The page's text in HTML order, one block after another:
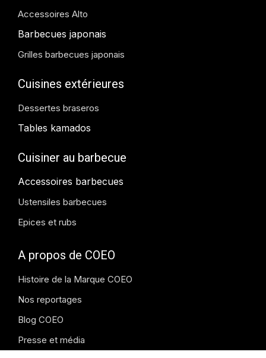
Accessoires Alto
Barbecues japonais
Grilles barbecues japonais
Cuisines extérieures
Dessertes braseros
Tables kamados
Cuisiner au barbecue
Accessoires barbecues
Ustensiles barbecues
Epices et rubs
A propos de COEO
Histoire de la Marque COEO
Nos reportages
Blog COEO
Presse et média